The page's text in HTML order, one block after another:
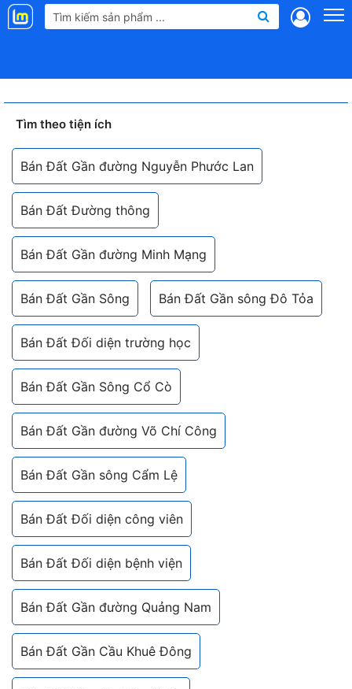
Landmap
Tìm theo tiện ích
Bán Đất Gần đường Nguyễn Phước Lan
Bán Đất Đường thông
Bán Đất Gần đường Minh Mạng
Bán Đất Gần Sông Bán Đất Gần sông Đô Tỏa
Bán Đất Đối diện trường học
Bán Đất Gần Sông Cổ Cò
Bán Đất Gần đường Võ Chí Công
Bán Đất Gần sông Cẩm Lệ
Bán Đất Đối diện công viên
Bán Đất Đối diện bệnh viện
Bán Đất Gần đường Quảng Nam
Bán Đất Gần Cầu Khuê Đông